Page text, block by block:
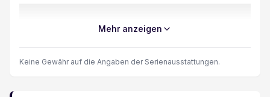
Fahrersitz mit Memory
Mehr anzeigen
Keine Gewähr auf die Angaben der Serienausstattungen.